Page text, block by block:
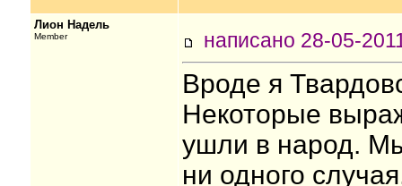
Лион Надель
Member написано 28-05-
Вроде я
Некоторые
ушли в народ.
ни одного